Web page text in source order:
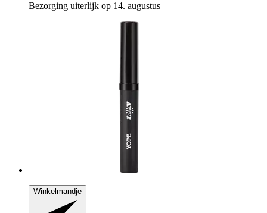
Bezorging uiterlijk op 14. augustus
Winkelmandje